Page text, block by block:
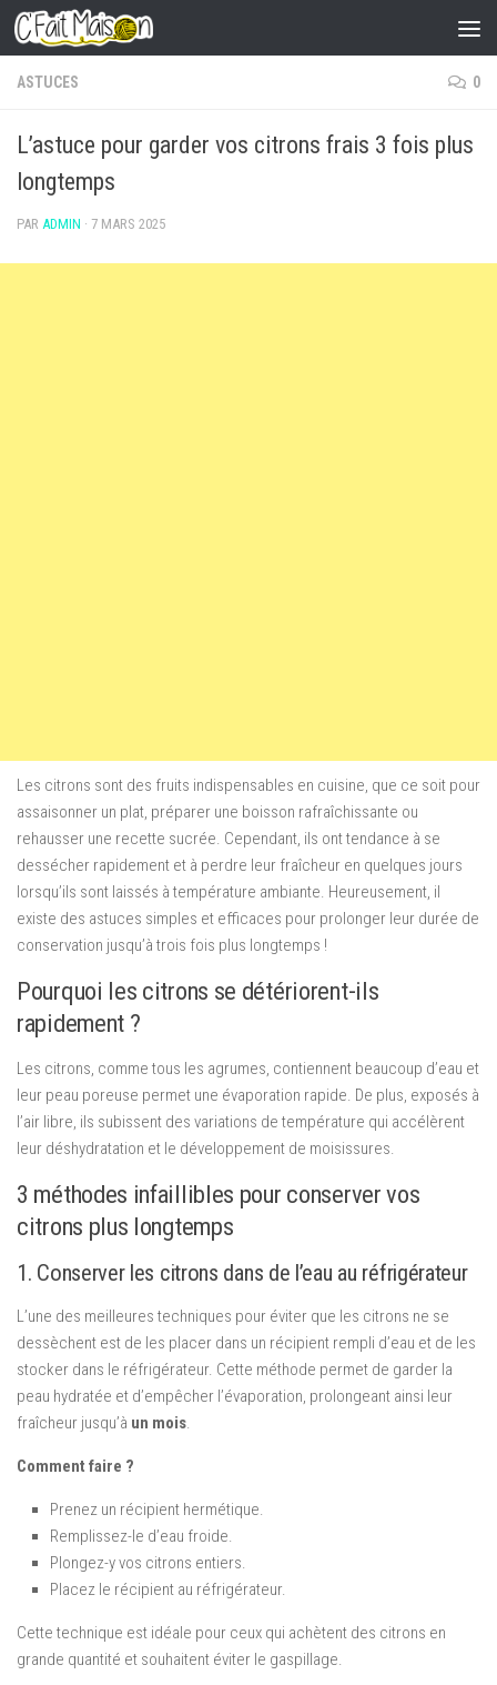
Skip to content
ASTUCES 0
L’astuce pour garder vos citrons frais 3 fois plus
longtemps
PAR ADMIN · 7 MARS 2025
Les citrons sont des fruits indispensables en cuisine, que ce soit pour
assaisonner un plat, préparer une boisson rafraîchissante ou
rehausser une recette sucrée. Cependant, ils ont tendance à se
dessécher rapidement et à perdre leur fraîcheur en quelques jours
lorsqu’ils sont laissés à température ambiante. Heureusement, il
existe des astuces simples et efficaces pour prolonger leur durée de
conservation jusqu’à trois fois plus longtemps !
Pourquoi les citrons se détériorent-ils
rapidement ?
Les citrons, comme tous les agrumes, contiennent beaucoup d’eau et
leur peau poreuse permet une évaporation rapide. De plus, exposés à
l’air libre, ils subissent des variations de température qui accélèrent
leur déshydratation et le développement de moisissures.
3 méthodes infaillibles pour conserver vos
citrons plus longtemps
1. Conserver les citrons dans de l’eau au réfrigérateur
L’une des meilleures techniques pour éviter que les citrons ne se
dessèchent est de les placer dans un récipient rempli d’eau et de les
stocker dans le réfrigérateur. Cette méthode permet de garder la
peau hydratée et d’empêcher l’évaporation, prolongeant ainsi leur
fraîcheur jusqu’à un mois.
Comment faire ?
Prenez un récipient hermétique.
Remplissez-le d’eau froide.
Plongez-y vos citrons entiers.
Placez le récipient au réfrigérateur.
Cette technique est idéale pour ceux qui achètent des citrons en
grande quantité et souhaitent éviter le gaspillage.